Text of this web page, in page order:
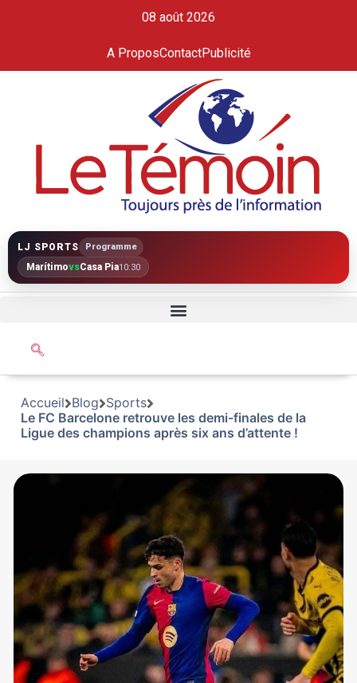
08 août 2026
A ProposContactPublicité
LJ SPORTS Programme
MarítimovsCasa Pia10:30
Accueil Blog Sports
Le FC Barcelone retrouve les demi-finales de la
Ligue des champions après six ans d’attente !